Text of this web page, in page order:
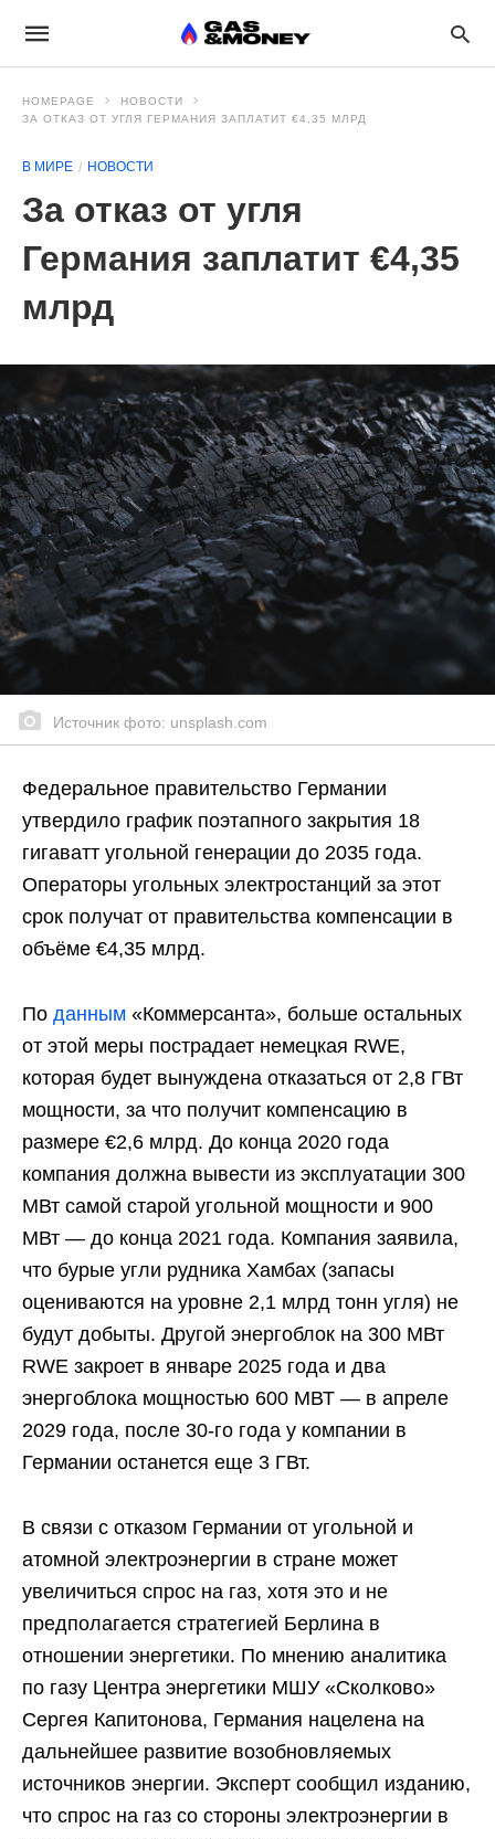
HOMEPAGE
НОВОСТИ
ЗА ОТКАЗ ОТ УГЛЯ ГЕРМАНИЯ ЗАПЛАТИТ €4,35 МЛРД
В МИРЕ НОВОСТИ
За отказ от угля
Германия заплатит €4,35
млрд
Источник фото: unsplash.com
Федеральное правительство Германии
утвердило график поэтапного закрытия 18
гигаватт угольной генерации до 2035 года.
Операторы угольных электростанций за этот
срок получат от правительства компенсации в
объёме €4,35 млрд.
По данным «Коммерсанта», больше остальных
от этой меры пострадает немецкая RWE,
которая будет вынуждена отказаться от 2,8 ГВт
мощности, за что получит компенсацию в
размере €2,6 млрд. До конца 2020 года
компания должна вывести из эксплуатации 300
МВт самой старой угольной мощности и 900
МВт — до конца 2021 года. Компания заявила,
что бурые угли рудника Хамбах (запасы
оцениваются на уровне 2,1 млрд тонн угля) не
будут добыты. Другой энергоблок на 300 МВт
RWE закроет в январе 2025 года и два
энергоблока мощностью 600 МВТ — в апреле
2029 года, после 30-го года у компании в
Германии останется еще 3 ГВт.
В связи с отказом Германии от угольной и
атомной электроэнергии в стране может
увеличиться спрос на газ, хотя это и не
предполагается стратегией Берлина в
отношении энергетики. По мнению аналитика
по газу Центра энергетики МШУ «Сколково»
Сергея Капитонова, Германия нацелена на
дальнейшее развитие возобновляемых
источников энергии. Эксперт сообщил изданию,
что спрос на газ со стороны электроэнергии в